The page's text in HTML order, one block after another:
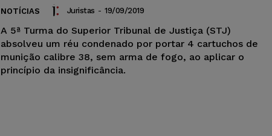
NOTÍCIAS Juristas - 19/09/2019
A 5ª Turma do Superior Tribunal de Justiça (STJ)
absolveu um réu condenado por portar 4 cartuchos de
munição calibre 38, sem arma de fogo, ao aplicar o
princípio da insignificância.